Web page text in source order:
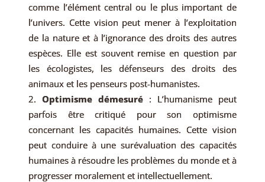
comme l’élément central ou le plus important de
l’univers. Cette vision peut mener à l’exploitation
de la nature et à l’ignorance des droits des autres
espèces. Elle est souvent remise en question par
les écologistes, les défenseurs des droits des
animaux et les penseurs post-humanistes.
Optimisme démesuré : L’humanisme peut
parfois être critiqué pour son optimisme
concernant les capacités humaines. Cette vision
peut conduire à une surévaluation des capacités
humaines à résoudre les problèmes du monde et à
progresser moralement et intellectuellement.